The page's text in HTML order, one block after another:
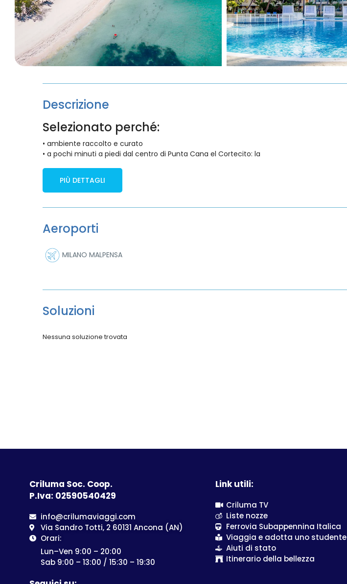
Descrizione
Selezionato perché:
• ambiente raccolto e curato
• a pochi minuti a piedi dal centro di Punta Cana el Cortecito: la
PIÙ DETTAGLI
Aeroporti
MILANO MALPENSA
Soluzioni
Nessuna soluzione trovata
Criluma Soc. Coop.
P.Iva: 02590540429
info@crilumaviaggi.com
Via Sandro Totti, 2 60131 Ancona (AN)
Orari:
Lun–Ven 9:00 – 20:00
Sab 9:00 – 13:00 / 15:30 – 19:30
Link utili:
Criluma TV
Liste nozze
Ferrovia Subappennina Italica
Viaggia e adotta uno studente
Aiuti di stato
Itinerario della bellezza